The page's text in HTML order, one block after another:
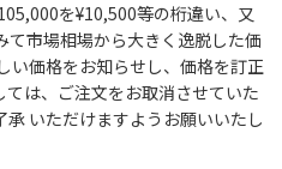
を¥10,500等の桁違い、又
て市場相場から大きく逸脱した価
い価格をお知らせし、価格を訂正
は、ご注文をお取消させていた
いただけますようお願いいたし